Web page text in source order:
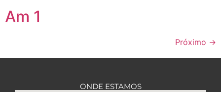
Am 1
Próximo →
ONDE ESTAMOS